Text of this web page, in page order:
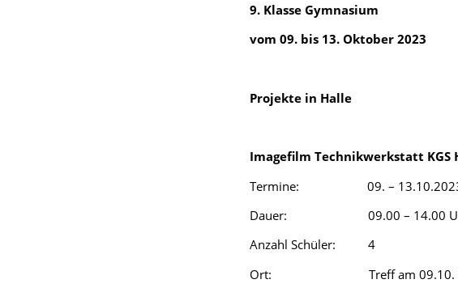
9. Klasse Gymnasium
vom 09. bis 13. Oktober 2023
Projekte in Halle
Imagefilm Technikwerkstatt KGS
Termine: 09. – 13.10.2023
Dauer: 09.00 – 14.00
Anzahl Schüler: 4
Ort: Treff am 09.10. 9:00